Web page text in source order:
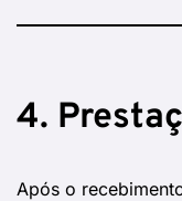
4.
Após o